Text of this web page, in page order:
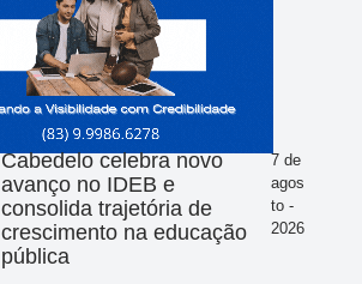
Cabedelo celebra novo
avanço no IDEB e
consolida trajetória de
crescimento na educação
pública
7 de
agos
to -
2026